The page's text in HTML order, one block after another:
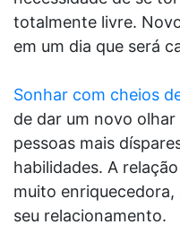
totalmente livre.
em um dia que será
Sonhar com cheios
de dar um novo
pessoas mais
habilidades. A
muito
seu relacionamento.